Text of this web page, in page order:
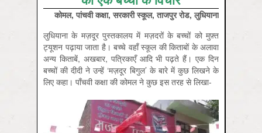
कोमल, पांचवी कक्षा, सरकारी स्कूल, ताजपुर रोड, लुधियाना
लुधियाना के मज़दूर पुस्तकालय में मज़दरों के बच्चों को मुफ़्त
ट्यूशन पढ़ाया जाता है। बच्चे वहाँ स्कूल की किताबों के अलावा
अन्य किताबें, अखबार, पत्रिकाएँ आदि भी पढ़ते हैं। एक दिन
बच्चों की दीदी ने उन्हें ‘मज़दूर बिगुल’ के बारे में कुछ लिखने के
लिए कहा। पाँचवी कक्षा की कोमल ने कुछ इस तरह से लिखा-